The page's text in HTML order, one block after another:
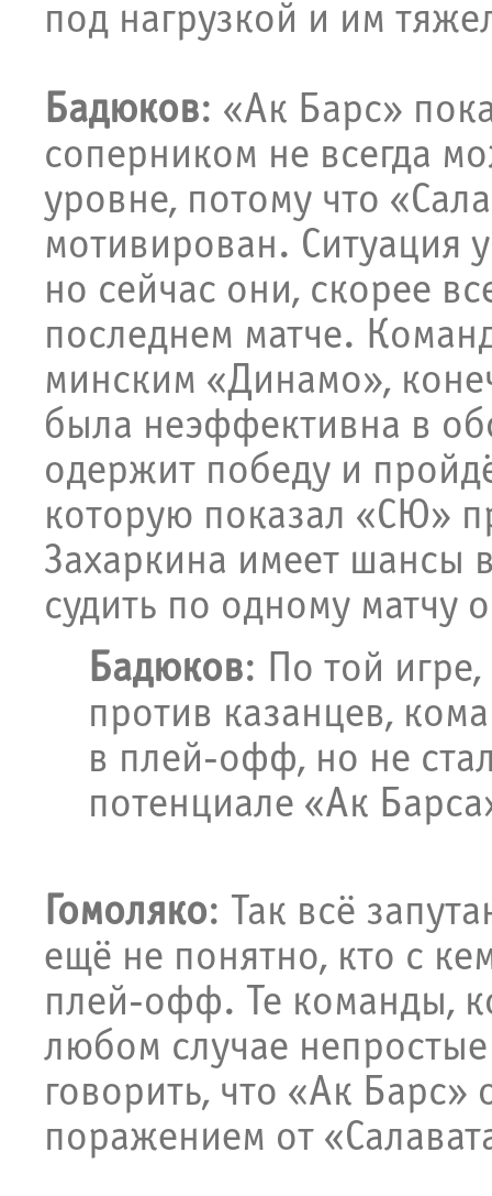
под нагрузкой и им
Бадюков: «Ак Барс»
соперником не всегда
уровне, потому что
мотивирован. Ситуация
но сейчас они, скорее
последнем матче.
минским «Динамо»,
была неэффективна в
одержит победу и
которую показал «СЮ»
Захаркина имеет шансы
судить по одному матчу
Бадюков: По той
против казанцев,
в плей-офф, но не
потенциале «Ак
Гомоляко: Так всё
ещё не понятно, кто с
плей-офф. Те команды,
любом случае
говорить, что «Ак
поражением от